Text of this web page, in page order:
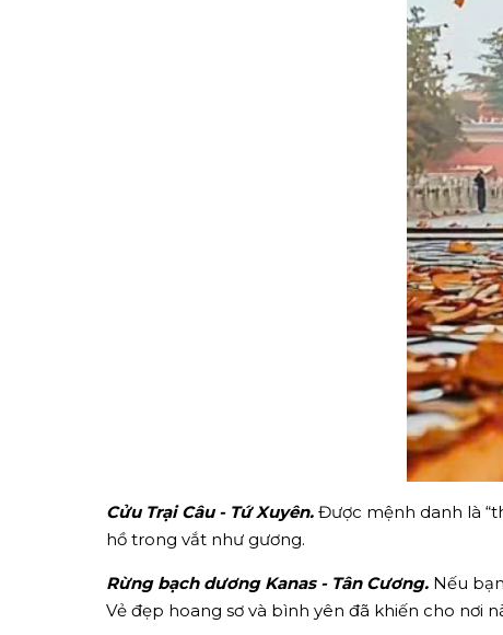
Cửu Trại Câu - Tứ Xuyên. Được mệnh danh là
hồ trong vắt như gương.
Rừng bạch dương Kanas - Tân Cương. Nếu
Vẻ đẹp hoang sơ và bình yên đã khiến cho nơi